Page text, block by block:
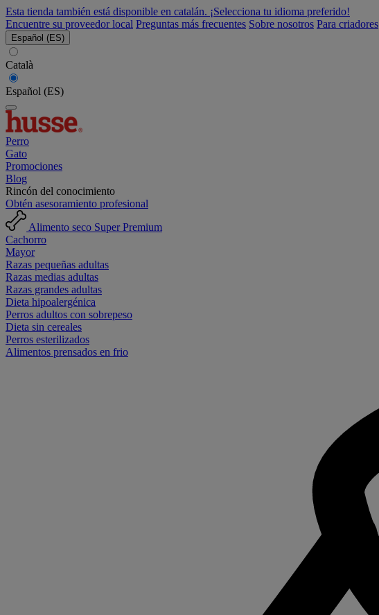
Esta tienda también está disponible en catalán. ¡Selecciona tu idioma preferido!
Encuentre su proveedor local Preguntas más frecuentes Sobre nosotros Para criadores
Español (ES)
Català
Español (ES)
Perro
Gato
Promociones
Blog
Rincón del conocimiento
Obtén asesoramiento profesional
Alimento seco Super Premium
Cachorro
Mayor
Razas pequeñas adultas
Razas medias adultas
Razas grandes adultas
Dieta hipoalergénica
Perros adultos con sobrepeso
Dieta sin cereales
Perros esterilizados
Alimentos prensados en frio